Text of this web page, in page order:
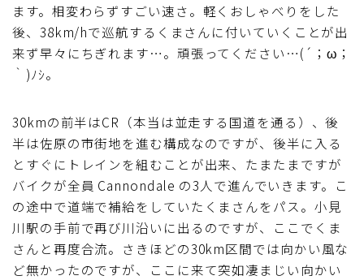
ます。相変わらずすごい速さ。軽くおしゃべりをした
後、38km/hで巡航するくまさんに付いていくことが出
来ず早々にちぎれます…。頑張ってください…(´；ω；
｀)ﾉｼ。
30kmの前半はCR（本当は並走する国道を通る）、後
半は佐原の市街地を進む構成なのですが、後半に入る
とすぐにトレインを組むことが出来、たまたまですが
バイクが全員 Cannondale の3人で進んでいきます。こ
の途中で道端で補給をしていたくまさんをパス。小見
川駅の手前で再び川沿いに出るのですが、ここでくま
さんと再度合流。さきほどの30km区間では向かい風な
ど無かったのですが、ここに来て突如凄まじい向かい